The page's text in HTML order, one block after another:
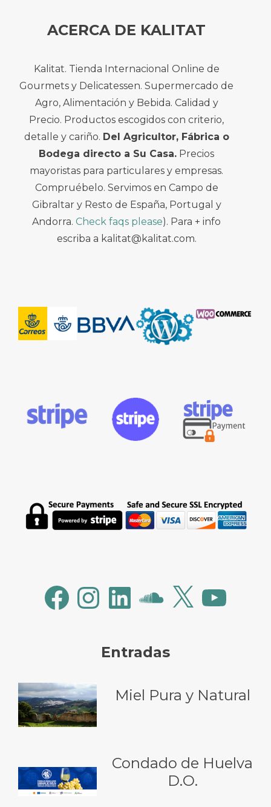
ACERCA DE KALITAT
Kalitat. Tienda Internacional Online de
Gourmets y Delicatessen. Supermercado de
Agro, Alimentación y Bebida. Calidad y
Precio. Productos escogidos con criterio,
detalle y cariño. Del Agricultor, Fábrica o
Bodega directo a Su Casa. Precios
mayoristas para particulares y empresas.
Compruébelo. Servimos en Campo de
Gibraltar y Resto de España, Portugal y
Andorra. Check faqs please). Para + info
escriba a kalitat@kalitat.com.
FacebookInstagramLinkedInSoundCloud
X YouTube
Entradas
Miel Pura y Natural
Condado de Huelva
D.O.